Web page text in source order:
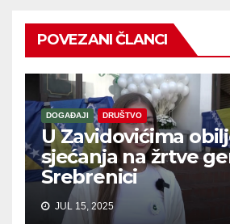
POVEZANI ČLANCI
DOGAĐAJI DRUŠTVO
U Zavidovićima
sjećanja na žrtve
Srebrenici
JUL 15, 2025